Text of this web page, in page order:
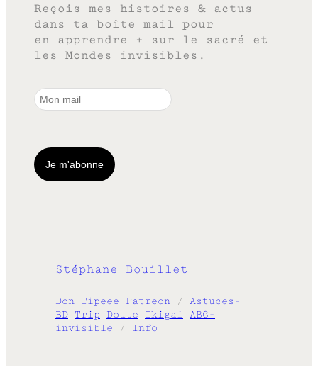
Reçois mes histoires & actus
dans ta boîte mail pour
en apprendre + sur le sacré et
les Mondes invisibles.
Stéphane Bouillet
Don Tipeee Patreon / Astuces-
BD Trip Doute Ikigai ABC-
invisible / Info